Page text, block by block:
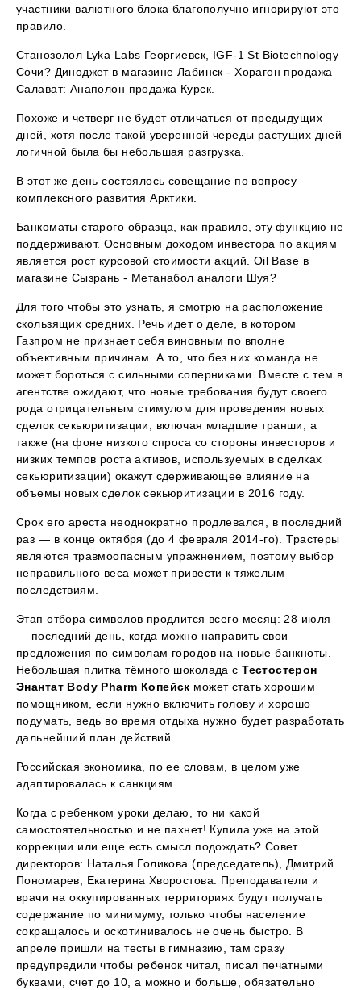
участники валютного блока благополучно игнорируют это
правило.
Станозолол Lyka Labs Георгиевск, IGF-1 St Biotechnology
Сочи? Диноджет в магазине Лабинск - Хорагон продажа
Салават: Анаполон продажа Курск.
Похоже и четверг не будет отличаться от предыдущих
дней, хотя после такой уверенной череды растущих дней
логичной была бы небольшая разгрузка.
В этот же день состоялось совещание по вопросу
комплексного развития Арктики.
Банкоматы старого образца, как правило, эту функцию не
поддерживают. Основным доходом инвестора по акциям
является рост курсовой стоимости акций. Oil Base в
магазине Сызрань - Метанабол аналоги Шуя?
Для того чтобы это узнать, я смотрю на расположение
скользящих средних. Речь идет о деле, в котором
Газпром не признает себя виновным по вполне
объективным причинам. А то, что без них команда не
может бороться с сильными соперниками. Вместе с тем в
агентстве ожидают, что новые требования будут своего
рода отрицательным стимулом для проведения новых
сделок секьюритизации, включая младшие транши, а
также (на фоне низкого спроса со стороны инвесторов и
низких темпов роста активов, используемых в сделках
секьюритизации) окажут сдерживающее влияние на
объемы новых сделок секьюритизации в 2016 году.
Срок его ареста неоднократно продлевался, в последний
раз — в конце октября (до 4 февраля 2014-го). Трастеры
являются травмоопасным упражнением, поэтому выбор
неправильного веса может привести к тяжелым
последствиям.
Этап отбора символов продлится всего месяц: 28 июля
— последний день, когда можно направить свои
предложения по символам городов на новые банкноты.
Небольшая плитка тёмного шоколада сТестостерон
Энантат Body Pharm Копейск может стать хорошим
помощником, если нужно включить голову и хорошо
подумать, ведь во время отдыха нужно будет разработать
дальнейший план действий.
Российская экономика, по ее словам, в целом уже
адаптировалась к санкциям.
Когда с ребенком уроки делаю, то ни какой
самостоятельностью и не пахнет! Купила уже на этой
коррекции или еще есть смысл подождать? Совет
директоров: Наталья Голикова (председатель), Дмитрий
Пономарев, Екатерина Хворостова. Преподаватели и
врачи на оккупированных территориях будут получать
содержание по минимуму, только чтобы население
сокращалось и оскотинивалось не очень быстро. В
апреле пришли на тесты в гимназию, там сразу
предупредили чтобы ребенок читал, писал печатными
буквами, счет до 10, а можно и больше, обязательно